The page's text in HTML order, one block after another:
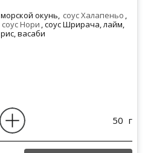
морской окунь, соус Халапеньо ,
соус Нори , соус Шрирача, лайм,
рис, васаби
50 г